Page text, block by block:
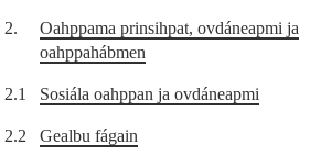
2.
Oahppama prinsihpat, ovdáneapmi ja
oahppahábmen
2.1 Sosiála oahppan ja ovdáneapmi
2.2 Gealbu fágain